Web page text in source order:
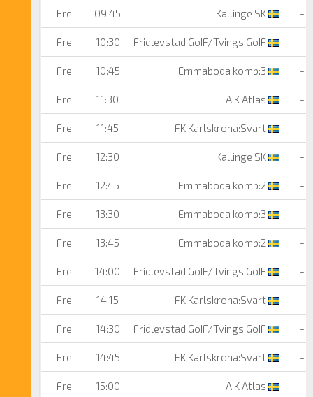
Fre 09:45 Kallinge SK -
Fre 10:30 Fridlevstad GoIF/Tvings GoIF -
Fre 10:45 Emmaboda komb:3 -
Fre 11:30 AIK Atlas -
Fre 11:45 FK Karlskrona:Svart -
Fre 12:30 Kallinge SK -
Fre 12:45 Emmaboda komb:2 -
Fre 13:30 Emmaboda komb:3 -
Fre 13:45 Emmaboda komb:2 -
Fre 14:00 Fridlevstad GoIF/Tvings GoIF -
Fre 14:15 FK Karlskrona:Svart -
Fre 14:30 Fridlevstad GoIF/Tvings GoIF -
Fre 14:45 FK Karlskrona:Svart -
Fre 15:00 AIK Atlas -